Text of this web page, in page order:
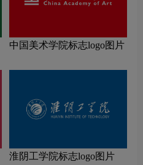
中国美术学院标志logo图片
淮阴工学院标志logo图片